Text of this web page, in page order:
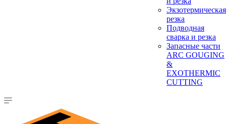
Экзотермическая
резка
Подводная
сварка и резка
Запасные части
ARC GOUGING
&
EXOTHERMIC
CUTTING